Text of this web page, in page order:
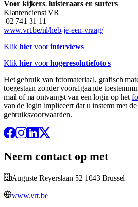
Voor kijkers, luisteraars en surfers
Klantendienst VRT
02 741 31 11
www.vrt.be/nl/heb-je-een-vraag/
Klik hier voorinterviews
Klik hier voorhogeresolutiefoto's
Het gebruik van fotomateriaal, grafisch
toegestaan zonder voorafgaande
mail of na ontvangst van een login op het
van de login impliceert dat u instemt met de
gebruiksvoorwaarden.
Neem contact op met
Auguste Reyerslaan 52 1043 Brussel
www.vrt.be